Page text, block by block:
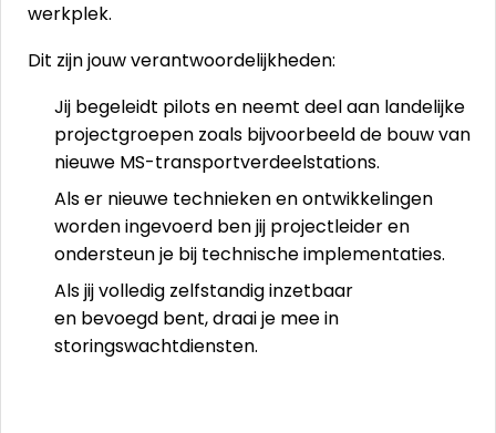
werkplek.
Dit zijn jouw verantwoordelijkheden:
Jij begeleidt pilots en neemt deel aan landelijke
projectgroepen zoals bijvoorbeeld de bouw van
nieuwe MS-transportverdeelstations.
Als er nieuwe technieken en ontwikkelingen
worden ingevoerd ben jij projectleider en
ondersteun je bij technische implementaties.
Als jij volledig zelfstandig inzetbaar
en bevoegd bent, draai je mee in
storingswachtdiensten.